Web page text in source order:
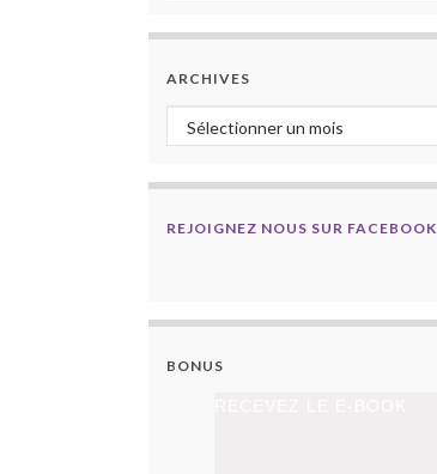
ARCHIVES
Archives
REJOIGNEZ NOUS SUR FACEBOOK
BONUS